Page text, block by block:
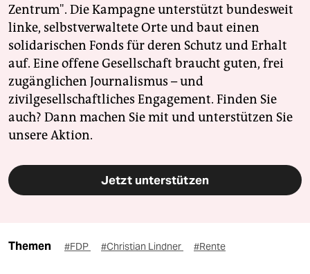
Zentrum". Die Kampagne unterstützt bundesweit
linke, selbstverwaltete Orte und baut einen
solidarischen Fonds für deren Schutz und Erhalt
auf. Eine offene Gesellschaft braucht guten, frei
zugänglichen Journalismus – und
zivilgesellschaftliches Engagement. Finden Sie
auch? Dann machen Sie mit und unterstützen Sie
unsere Aktion.
Jetzt unterstützen
Themen #FDP #Christian Lindner #Rente